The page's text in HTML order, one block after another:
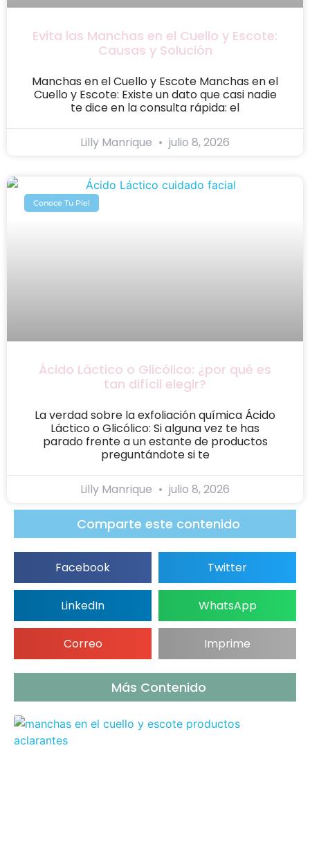
Evita las Manchas en el Cuello y Escote:
Causas y Solución
Manchas en el Cuello y Escote Manchas en el
Cuello y Escote: Existe un dato que casi nadie
te dice en la consulta rápida: el
Lilly Manrique julio 8, 2026
Conoce Tu Piel
Ácido Láctico o Glicólico: ¿por qué es
tan difícil elegir?
La verdad sobre la exfoliación química Ácido
Láctico o Glicólico: Si alguna vez te has
parado frente a un estante de productos
preguntándote si te
Lilly Manrique julio 8, 2026
Comparte este contenido
Facebook Twitter
LinkedIn WhatsApp
Correo Imprime
Más Contenido